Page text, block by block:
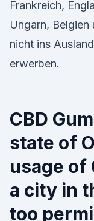
Frankreich,
Ungarn, Belgien
nicht ins
erwerben.
CBD
state of
usage of
a city in
too